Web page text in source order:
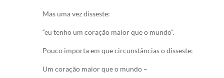
Mas uma vez disseste:
“eu tenho um coração maior que o mundo”.
Pouco importa em que circunstâncias o disseste:
Um coração maior que o mundo –